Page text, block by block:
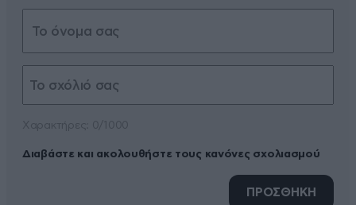
Διαβάστε και ακολουθήστε τους κανόνες σχολιασμού
ΠΡΟΣΘΗΚΗ